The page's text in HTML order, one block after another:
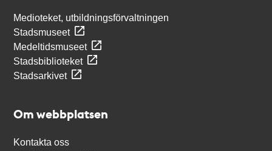
Medioteket, utbildningsförvaltningen
Stadsmuseet
Medeltidsmuseet
Stadsbiblioteket
Stadsarkivet
Om webbplatsen
Kontakta oss